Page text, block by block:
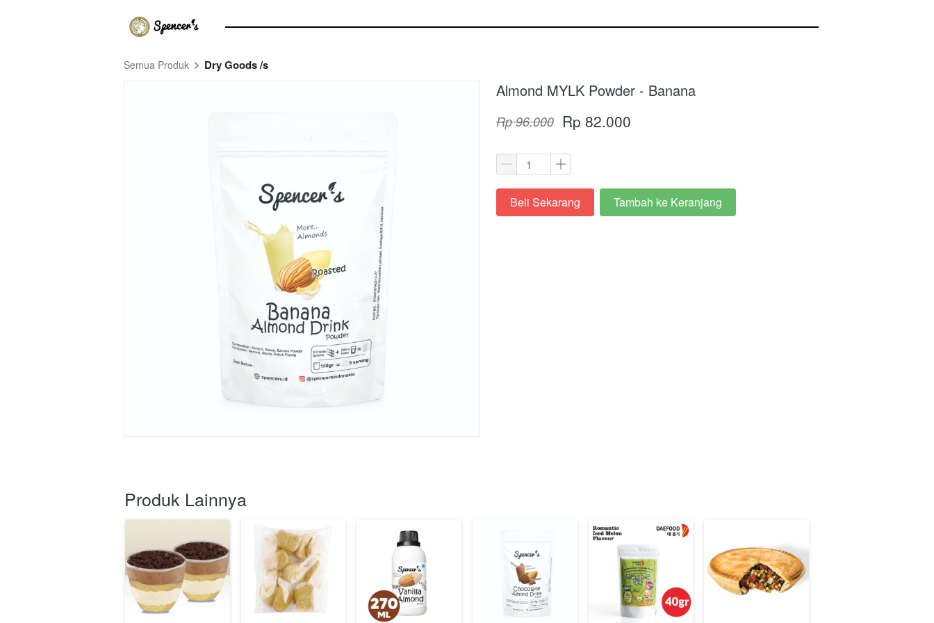
Semua Produk Dry Goods /s
Almond MYLK Powder - Banana
Rp 96.000 Rp 82.000
`Beli Sekarang `
Tambah ke Keranjang
Produk Lainnya